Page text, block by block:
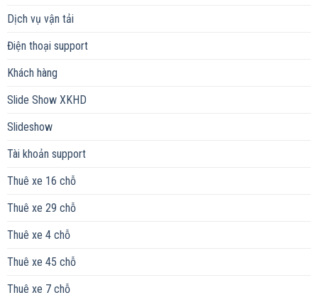
Dịch vụ vận tải
Điện thoại support
Khách hàng
Slide Show XKHD
Slideshow
Tài khoản support
Thuê xe 16 chỗ
Thuê xe 29 chỗ
Thuê xe 4 chỗ
Thuê xe 45 chỗ
Thuê xe 7 chỗ